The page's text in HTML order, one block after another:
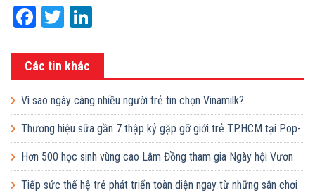
Facebook
Twitter
Các tin khác
Vì sao ngày càng nhiều người trẻ tin chọn Vinamilk?
Thương hiệu sữa gần 7 thập kỷ gặp gỡ giới trẻ TP.HCM tại Pop-
up ‘Thưởng vị hè’
Hơn 500 học sinh vùng cao Lâm Đồng tham gia Ngày hội Vươn
cao Việt Nam
Tiếp sức thế hệ trẻ phát triển toàn diện ngay từ những sân chơi